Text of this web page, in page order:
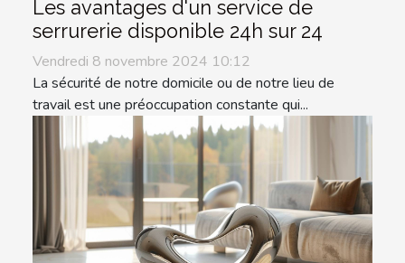
Les avantages d'un service de
serrurerie disponible 24h sur 24
Vendredi 8 novembre 2024 10:12
La sécurité de notre domicile ou de notre lieu de
travail est une préoccupation constante qui...